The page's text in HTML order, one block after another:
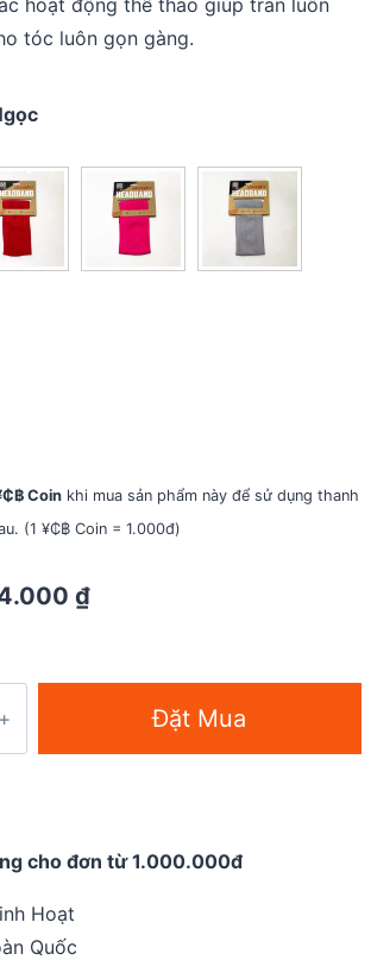
hoạt động thể thao giúp trán luôn
tóc luôn gọn gàng.
฿ Coin khi mua sản phẩm này để sử dụng thanh
(1 ¥₵฿ Coin = 1.000đ)
₫.
₫Current
Đặt Mua
cho đơn từ 1.000.000đ
Hoạt
Quốc